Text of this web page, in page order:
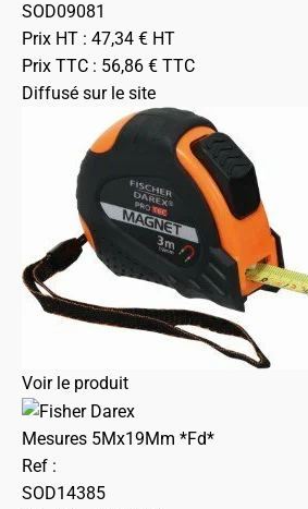
SOD09081
Prix HT : 47,34 € HT
Prix TTC : 56,86 € TTC
Diffusé sur le site
Voir le produit
Mesures 5Mx19Mm *Fd*
Ref :
SOD14385